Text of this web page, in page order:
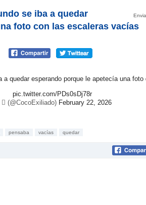
se iba a quedar
a quedar esperando porque le apetecía una
pic.twitter.com/PDs0sDj78r
— ‏️ٓ‏️ (@CocoExiliado) February 22, 2026
pensaba vacías quedar